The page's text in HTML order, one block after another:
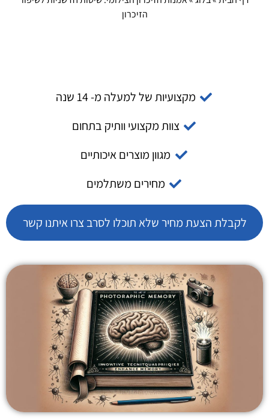
הזיכרון
מקצועיות של למעלה מ- 14 שנה
צוות מקצועי וותיק בתחום
מגוון מוצרים איכותיים
מחירים משתלמים
לקבלת הצעת מחיר שלא תוכלו לסרב צרו איתנו קשר